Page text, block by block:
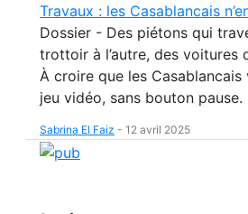
Travaux : les Casablancais
Dossier - Des piétons qui
trottoir à l’autre, des voitures
À croire que les Casablancais
jeu vidéo, sans bouton pause.
Sabrina El Faiz - 12 avril 2025